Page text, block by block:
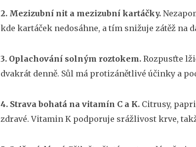
2. Mezizubní nit a mezizubní kartáčky.
kde kartáček nedosáhne, a tím snižuje zátěž na
3. Oplachování solným roztokem. Rozpusťte
dvakrát denně. Sůl má protizánětlivé účinky a
4. Strava bohatá na vitamín C a K. Citrusy,
zdravé. Vitamin K podporuje srážlivost krve,